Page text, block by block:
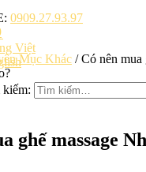
Việt
0909.27.93.97
Mục Khác /Có nên mua
ghế massage